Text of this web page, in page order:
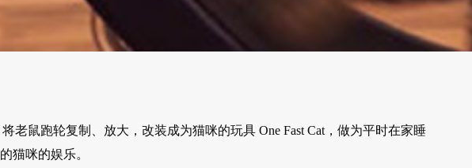
老鼠跑轮复制、放大，改装成为猫咪的玩具 One Fast Cat，做为平时在家睡
猫咪的娱乐。